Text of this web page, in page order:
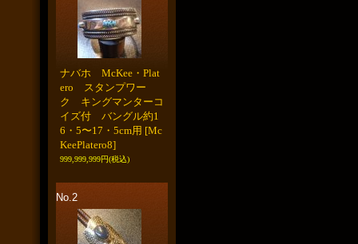
ナバホ McKee・Plat
ero スタンプワー
ク キングマンターコ
イズ付 バングル約1
6・5〜17・5cm用 [Mc
KeePlatero8]
999,999,999円(税込)
No.2